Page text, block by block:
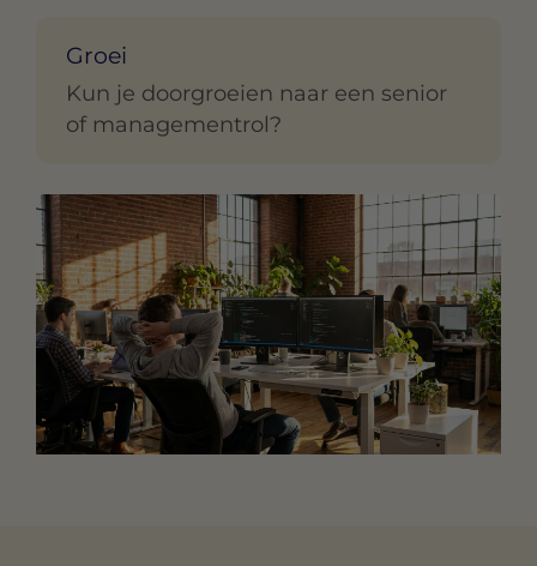
Groei
Kun je doorgroeien naar een senior
of managementrol?